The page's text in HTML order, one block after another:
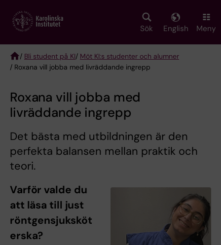
main
Sök English Meny
Breadcrumb
/ Bli student på KI/ Möt KI:s studenter och alumner
/ Roxana vill jobba med livräddande ingrepp
Roxana vill jobba med
livräddande ingrepp
Det bästa med utbildningen är den
perfekta balansen mellan praktik och
teori.
Varför valde du
att läsa till just
röntgensjuksköt
erska?